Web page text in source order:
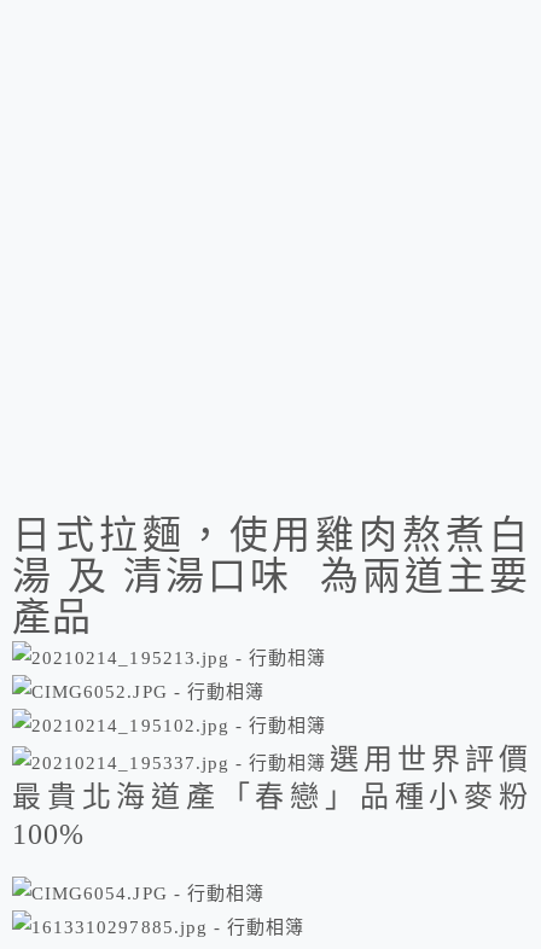
日式拉麵，使用雞肉熬煮白
湯 及 清湯口味 為兩道主要
產品
選用世界評價
最貴北海道產「春戀」品種小麥粉
100%